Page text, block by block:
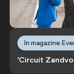
‘Circuit
In magazine